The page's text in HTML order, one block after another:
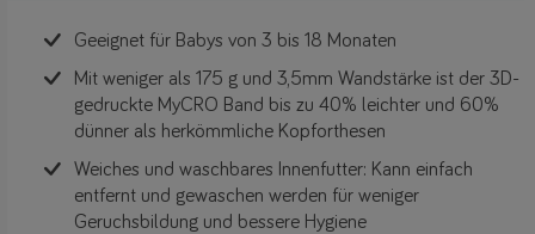
Geeignet für Babys von 3 bis 18 Monaten
Mit weniger als 175 g und 3,5mm Wandstärke ist der 3D-
gedruckte MyCRO Band bis zu 40 % leichter und 60 %
dünner als herkömmliche Kopforthesen
Weiches und waschbares Innenfutter: Kann einfach
entfernt und gewaschen werden für weniger
Geruchsbildung und bessere Hygiene